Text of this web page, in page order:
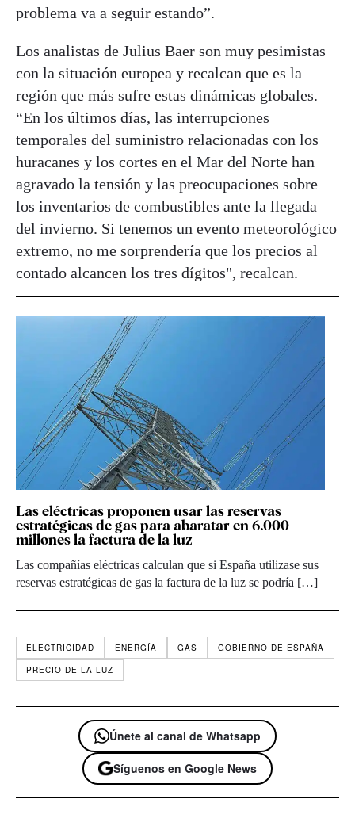
problema va a seguir estando”.
Los analistas de Julius Baer son muy pesimistas
con la situación europea y recalcan que es la
región que más sufre estas dinámicas globales.
“En los últimos días, las interrupciones
temporales del suministro relacionadas con los
huracanes y los cortes en el Mar del Norte han
agravado la tensión y las preocupaciones sobre
los inventarios de combustibles ante la llegada
del invierno. Si tenemos un evento meteorológico
extremo, no me sorprendería que los precios al
contado alcancen los tres dígitos", recalcan.
Las eléctricas proponen usar las reservas
estratégicas de gas para abaratar en 6.000
millones la factura de la luz
Las compañías eléctricas calculan que si España utilizase sus
reservas estratégicas de gas la factura de la luz se podría […]
ELECTRICIDAD ENERGÍA GAS
GOBIERNO DE ESPAÑA
PRECIO DE LA LUZ
Únete al canal de Whatsapp
Síguenos en Google News